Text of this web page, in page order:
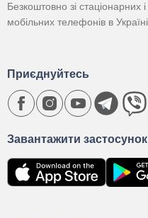
Безкоштовно зі стаціонарних і
мобільних телефонів в Україні
Завантажити застосунок
Приєднуйтесь